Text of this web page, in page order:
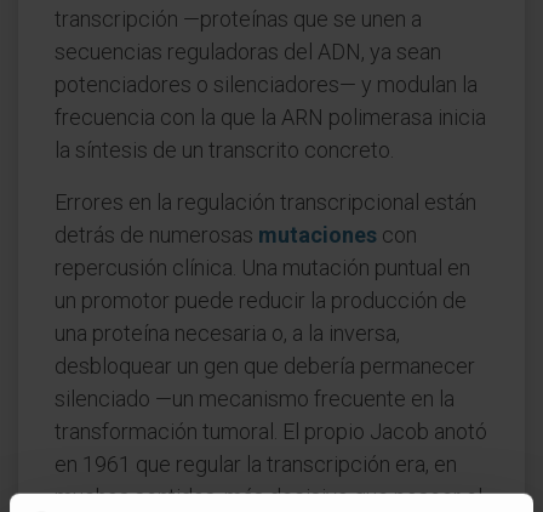
transcripción —proteínas que se unen a
secuencias reguladoras del ADN, ya sean
potenciadores o silenciadores— y modulan la
frecuencia con la que la ARN polimerasa inicia
la síntesis de un transcrito concreto.
Errores en la regulación transcripcional están
detrás de numerosas mutaciones con
repercusión clínica. Una mutación puntual en
un promotor puede reducir la producción de
una proteína necesaria o, a la inversa,
desbloquear un gen que debería permanecer
silenciado —un mecanismo frecuente en la
transformación tumoral. El propio Jacob anotó
en 1961 que regular la transcripción era, en
muchos sentidos, más decisivo que poseer el